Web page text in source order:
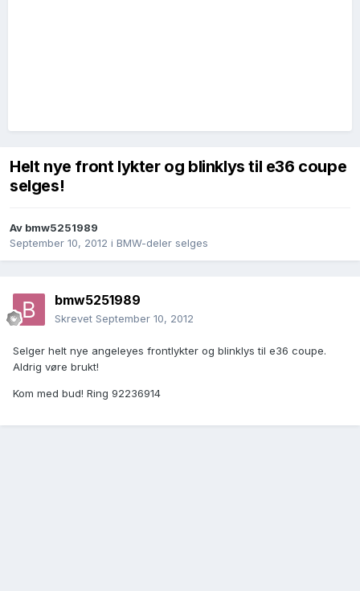
Helt nye front lykter og blinklys til e36 coupe
selges!
Av bmw5251989
September 10, 2012 i BMW-deler selges
bmw5251989
Skrevet September 10, 2012
Selger helt nye angeleyes frontlykter og blinklys til e36 coupe.
Aldrig vøre brukt!
Kom med bud! Ring 92236914